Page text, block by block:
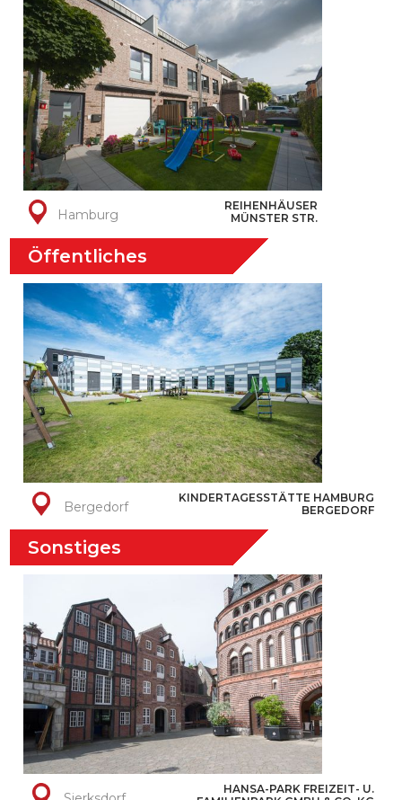
Hamburg
REIHENHÄUSER
MÜNSTER STR.
Öffentliches
Bergedorf
KINDERTAGESSTÄTTE HAMBURG
BERGEDORF
Sonstiges
HANSA-PARK FREIZEIT- U.